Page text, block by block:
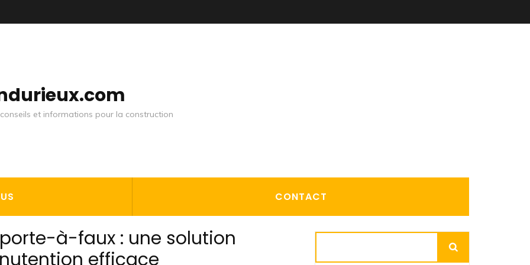
et informations pour la construction
CONTACT
à-faux : une solution
efficace